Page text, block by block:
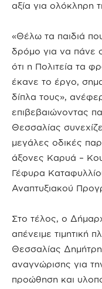
αξία για ολόκληρη
«Θέλω τα παιδιά
δρόμο για να πάνε
ότι η Πολιτεία τα
έκανε το έργο,
δίπλα τους»,
επιβεβαιώνοντας
Θεσσαλίας
μεγάλες οδικές
άξονες Καρυά –
Γέφυρα
Αναπτυξιακού
Στο τέλος, ο
απένειμε τιμητική
Θεσσαλίας
αναγνώρισης για
προώθηση και